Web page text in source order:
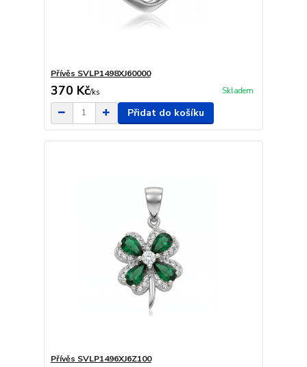
Přívěs SVLP1498XJ60000
370 Kč/ks Skladem
Přidat do košíku
Přívěs SVLP1496XJ6Z100